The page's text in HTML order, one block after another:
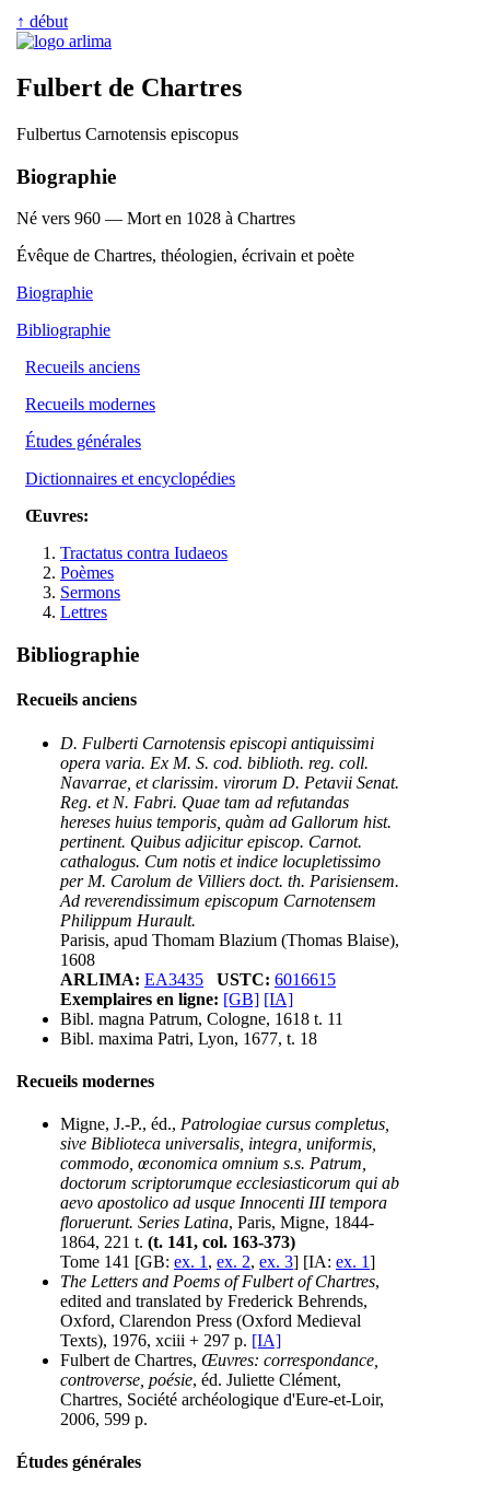
↑ début
Fulbert de Chartres
Fulbertus Carnotensis episcopus
Biographie
Né vers 960 — Mort en 1028 à Chartres
Évêque de Chartres, théologien, écrivain et poète
Biographie
Bibliographie
Recueils anciens
Recueils modernes
Études générales
Dictionnaires et encyclopédies
Œuvres:
Tractatus contra Iudaeos
Poèmes
Sermons
Lettres
Bibliographie
Recueils anciens
D. Fulberti Carnotensis episcopi antiquissimi
opera varia. Ex M. S. cod. biblioth. reg. coll.
Navarrae, et clarissim. virorum D. Petavii Senat.
Reg. et N. Fabri. Quae tam ad refutandas
hereses huius temporis, quàm ad Gallorum hist.
pertinent. Quibus adjicitur episcop. Carnot.
cathalogus. Cum notis et indice locupletissimo
per M. Carolum de Villiers doct. th. Parisiensem.
Ad reverendissimum episcopum Carnotensem
Philippum Hurault.
Parisis, apud Thomam Blazium (Thomas Blaise),
1608
ARLIMA: EA3435 USTC: 6016615
Exemplaires en ligne: [GB] [IA]
Bibl. magna Patrum, Cologne, 1618 t. 11
Bibl. maxima Patri, Lyon, 1677, t. 18
Recueils modernes
Migne, J.-P., éd., Patrologiae cursus completus,
sive Biblioteca universalis, integra, uniformis,
commodo, œconomica omnium s.s. Patrum,
doctorum scriptorumque ecclesiasticorum qui ab
aevo apostolico ad usque Innocenti III tempora
floruerunt. Series Latina, Paris, Migne, 1844-
1864, 221 t. (t. 141, col. 163-373)
Tome 141 [GB: ex. 1 , ex. 2, ex. 3] [IA: ex. 1]
The Letters and Poems of Fulbert of Chartres,
edited and translated by Frederick Behrends,
Oxford, Clarendon Press (Oxford Medieval
Texts), 1976, xciii + 297 p. [IA]
Fulbert de Chartres, Œuvres: correspondance,
controverse, poésie, éd. Juliette Clément,
Chartres, Société archéologique d'Eure-et-Loir,
2006, 599 p.
Études générales